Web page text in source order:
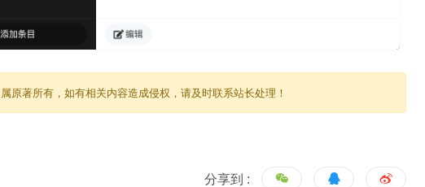
原著所有，如有相关内容造成侵权，请及时联系站长处理！
分享到 :